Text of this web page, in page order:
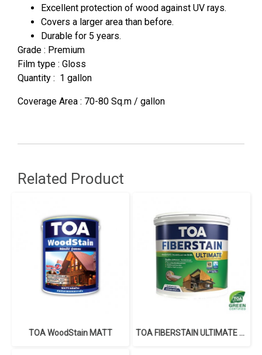
Excellent protection of wood against UV rays.
Covers a larger area than before.
Durable for 5 years.
Grade : Premium
Film type : Gloss
Quantity : 1 gallon
Coverage Area : 70-80 Sq.m / gallon
Related Product
TOA WoodStain MATT TOA FIBERSTAIN ULTIMATE for Wall Transparent Matt